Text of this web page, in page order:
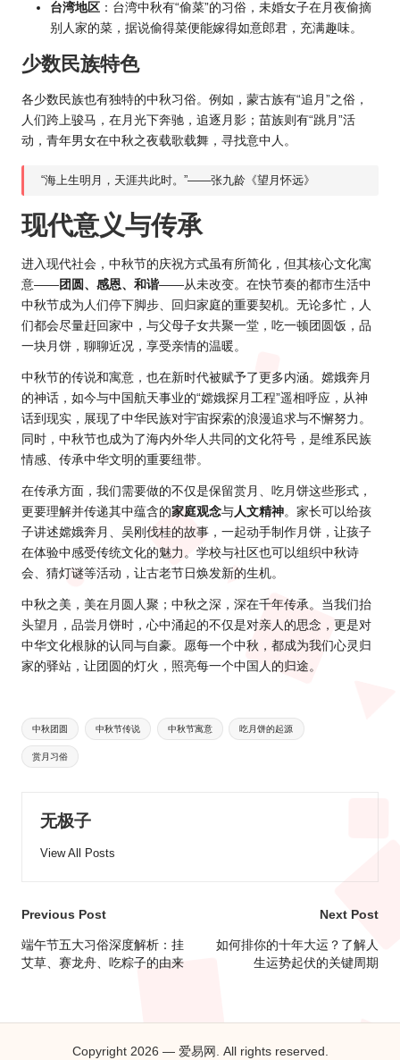
台湾地区 ：台湾中秋有“偷菜”的习俗，未婚女子在月夜偷摘
别人家的菜，据说偷得菜便能嫁得如意郎君，充满趣味。
少数民族特色
各少数民族也有独特的中秋习俗。例如，蒙古族有“追月”之俗，
人们跨上骏马，在月光下奔驰，追逐月影；苗族则有“跳月”活
动，青年男女在中秋之夜载歌载舞，寻找意中人。
“海上生明月，天涯共此时。”——张九龄《望月怀远》
现代意义与传承
进入现代社会，中秋节的庆祝方式虽有所简化，但其核心文化寓
意——团圆、感恩、和谐——从未改变。在快节奏的都市生活中
中秋节成为人们停下脚步、回归家庭的重要契机。无论多忙，人
们都会尽量赶回家中，与父母子女共聚一堂，吃一顿团圆饭，品
一块月饼，聊聊近况，享受亲情的温暖。
中秋节的传说和寓意，也在新时代被赋予了更多内涵。嫦娥奔月
的神话，如今与中国航天事业的“嫦娥探月工程”遥相呼应，从神
话到现实，展现了中华民族对宇宙探索的浪漫追求与不懈努力。
同时，中秋节也成为了海内外华人共同的文化符号，是维系民族
情感、传承中华文明的重要纽带。
在传承方面，我们需要做的不仅是保留赏月、吃月饼这些形式，
更要理解并传递其中蕴含的家庭观念与 人文精神。家长可以给孩
子讲述嫦娥奔月、吴刚伐桂的故事，一起动手制作月饼，让孩子
在体验中感受传统文化的魅力。学校与社区也可以组织中秋诗
会、猜灯谜等活动，让古老节日焕发新的生机。
中秋之美，美在月圆人聚；中秋之深，深在千年传承。当我们抬
头望月，品尝月饼时，心中涌起的不仅是对亲人的思念，更是对
中华文化根脉的认同与自豪。愿每一个中秋，都成为我们心灵归
家的驿站，让团圆的灯火，照亮每一个中国人的归途。
Tags:
中秋团圆 中秋节传说 中秋节寓意 吃月饼的起源
赏月习俗
无极子
View All Posts
Post
navigation
Previous Post
端午节五大习俗深度解析：挂
艾草、赛龙舟、吃粽子的由来
Next Post
如何排你的十年大运？了解人
生运势起伏的关键周期
Copyright 2026 — 爱易网. All rights reserved.